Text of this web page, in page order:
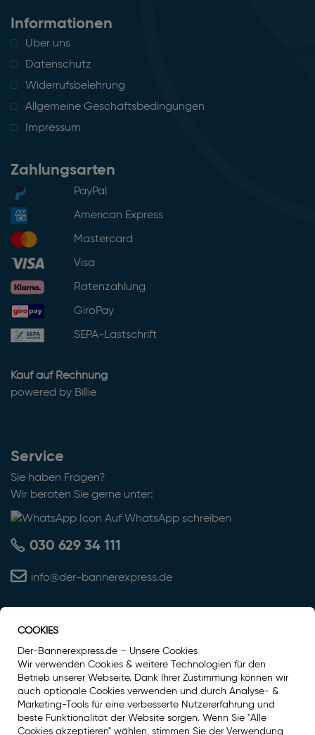
Informationen
Über uns
Datenschutz
Widerrufsbelehrung
Allgemeine Geschäftsbedingungen
Impressum
Zahlungsarten
PayPal
American Express
Mastercard
Visa
Ratenzahlung
GiroPay
SEPA-Lastschrift
Kauf auf Rechnung
powered by Billie
Service
Sie haben Fragen?
Wir beraten Sie gerne unter:
Auf WhatsApp schreiben
030 629 34 111
info@der-bannerexpress.de
Auszeichnung
COOKIES
Der-Bannerexpress.de – Unsere Cookies
Wir verwenden Cookies & weitere Technologien für den
Betrieb unserer Webseite. Dank Ihrer Zustimmung können wir
auch optionale Cookies verwenden und durch Analyse- &
Marketing-Tools für eine verbesserte Nutzererfahrung und
beste Funktionalität der Website sorgen. Wenn Sie "Alle
Cookies akzeptieren" wählen, stimmen Sie der Verwendung